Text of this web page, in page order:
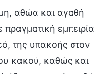
αθώα και αγαθή
εμπειρία
της υπακοής στον
κακού, καθώς και